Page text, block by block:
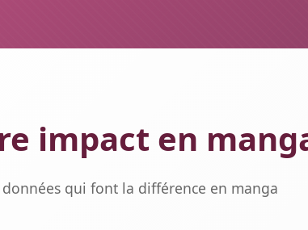
impact en
données qui font la différence en manga